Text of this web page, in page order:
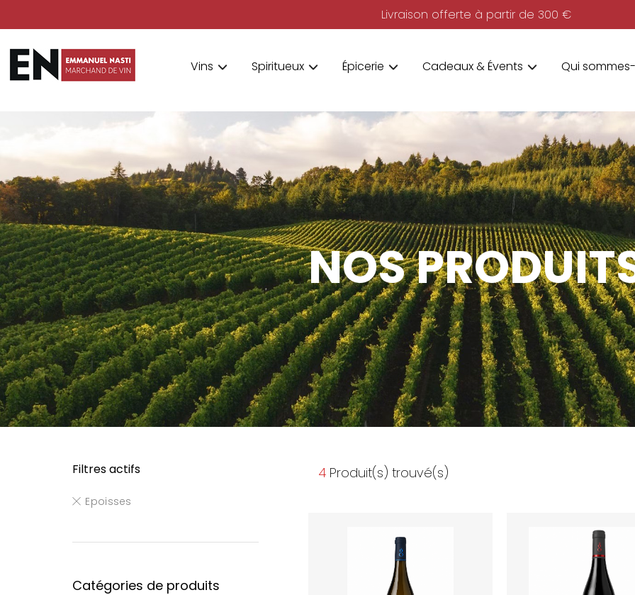
Livraison offerte à partir de 300 €
Vins Spiritueux Épicerie Cadeaux & Évents Qui
NOS
4 Produit(s) trouvé(s)
Filtres actifs
Epoisses
Catégories de produits